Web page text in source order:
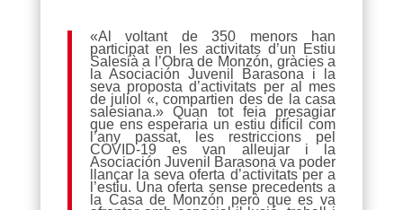
«Al voltant de 350 menors han
participat en les activitats d’un Estiu
Salesià a l’Obra de Monzón, gràcies a
la Asociación Juvenil Barasona i la
seva proposta d’activitats per al mes
de juliol «, compartien des de la casa
salesiana.» Quan tot feia presagiar
que ens esperaria un estiu difícil com
l’any passat, les restriccions pel
COVID-19 es van alleujar i la
Asociación Juvenil Barasona va poder
llançar la seva oferta d’activitats per a
l’estiu. Una oferta sense precedents a
la Casa de Monzón però que es va